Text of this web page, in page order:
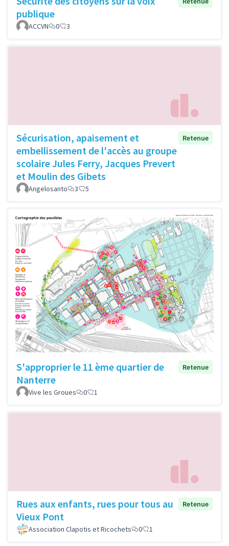
publique
ACCVN 0 3
Sécurisation, apaisement et
embellissement de l'accès au groupe
scolaire Jules Ferry, Jacques Prevert
et Moulin des Gibets
Retenue
Angelosanto 3 5
S'approprier le 11 ème quartier de
Nanterre
Retenue
Vive les Groues 0 1
Rues aux enfants, rues pour tous au
Vieux Pont
Retenue
Association Clapotis et Ricochets 0 1